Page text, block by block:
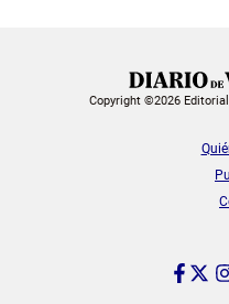
Copyright ©2026